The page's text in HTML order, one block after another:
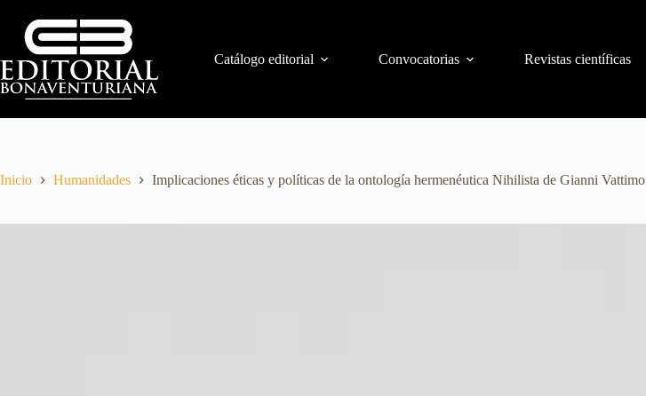
Catálogo editorial Convocatorias Revistas científicas
Inicio Humanidades Implicaciones éticas y políticas de la ontología hermenéutica Nihilista de Gianni Vattimo